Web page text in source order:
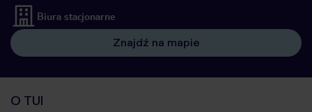
Biura stacjonarne
Znajdź na mapie
O TUI